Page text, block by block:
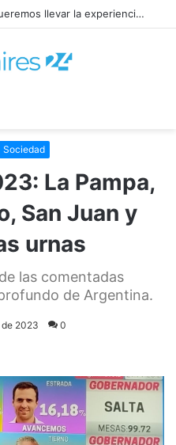
Sociedad
La Pampa,
San Juan y
urnas
las comentadas
de Argentina.
2023 0